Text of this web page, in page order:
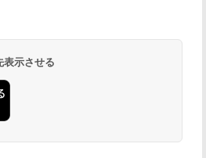
示させる